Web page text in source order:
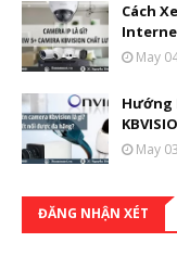
Cách
May
Hướng
May
ĐĂNG NHẬN XÉT